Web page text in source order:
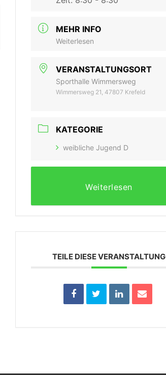
MEHR INFO
Weiterlesen
VERANSTALTUNGSORT
Sporthalle Wimmersweg
Wimmersweg 21, 47807 Krefeld
KATEGORIE
weibliche Jugend D
Weiterlesen
TEILE DIESE VERANSTALTUNG